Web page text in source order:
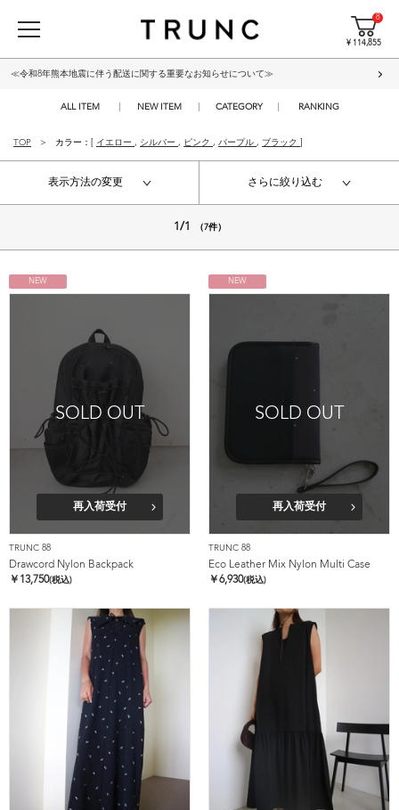
8
¥ 114,855
≪令和8年熊本地震に伴う配送に関する重要なお知らせについて≫
ALL ITEM NEW ITEM CATEGORY RANKING
TOP カラー：[ イエロー , シルバー , ピンク , パープル , ブラック
表示方法の変更 さらに絞り込む
1/1 （7件）
NEW
SOLD OUT
再入荷受付
TRUNC 88
Drawcord Nylon Backpack
￥ 13,750(税込)
NEW
SOLD OUT
再入荷受付
TRUNC 88
Eco Leather Mix Nylon Multi Case
￥6,930(税込)